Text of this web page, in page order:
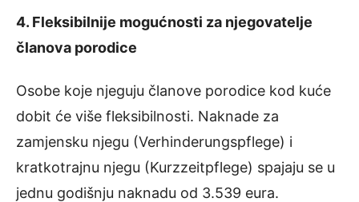
4. Fleksibilnije mogućnosti za njegovatelje
članova porodice
Osobe koje njeguju članove porodice kod kuće
dobit će više fleksibilnosti. Naknade za
zamjensku njegu (Verhinderungspflege) i
kratkotrajnu njegu (Kurzzeitpflege) spajaju se u
jednu godišnju naknadu od 3.539 eura.